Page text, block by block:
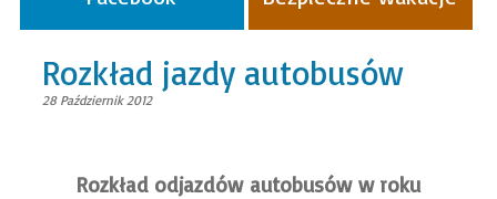
Rozkład jazdy autobusów
28 Październik 2012
Rozkład odjazdów autobusów w roku